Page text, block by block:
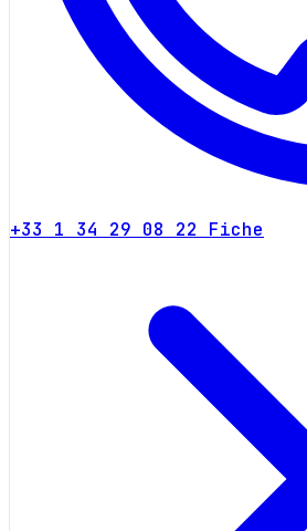
+33 1 34 29 08 22 Fiche